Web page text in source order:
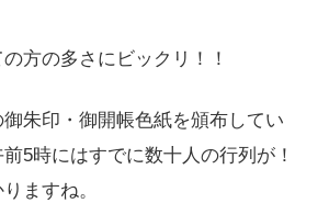
方の多さにビックリ！！
朱印・御開帳色紙を頒布してい
5時にはすでに数十人の行列が！
ますね。